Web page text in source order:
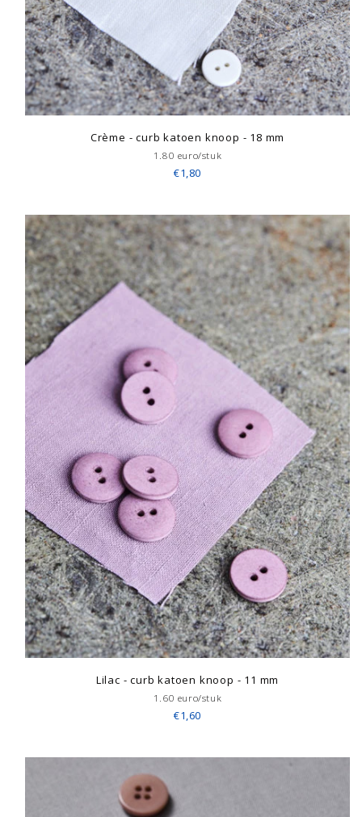
Crème - curb katoen knoop - 18 mm
1.80 euro/stuk
€1,80
Lilac - curb katoen knoop - 11 mm
1.60 euro/stuk
€1,60